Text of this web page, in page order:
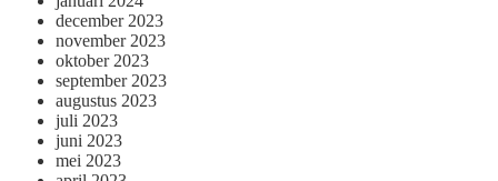
december 2023
november 2023
oktober 2023
september 2023
augustus 2023
juli 2023
juni 2023
mei 2023